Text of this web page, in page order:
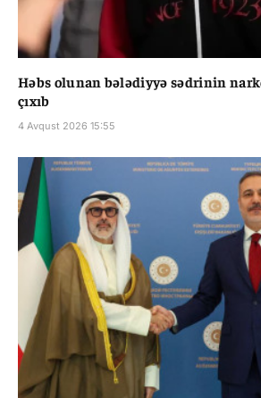
Həbs olunan bələdiyyə sədrinin
çıxıb
4 Avqust 2026 15:55